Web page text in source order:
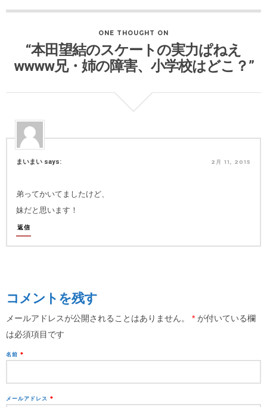
ONE THOUGHT ON
“本田望結のスケートの実力ぱねえ
wwww兄・姉の障害、小学校はどこ？”
まいまい says: 2月 11, 2015
弟ってかいてましたけど、
妹だと思います！
返信
コメントを残す
メールアドレスが公開されることはありません。 * が付いている欄
は必須項目です
名前 *
メールアドレス *